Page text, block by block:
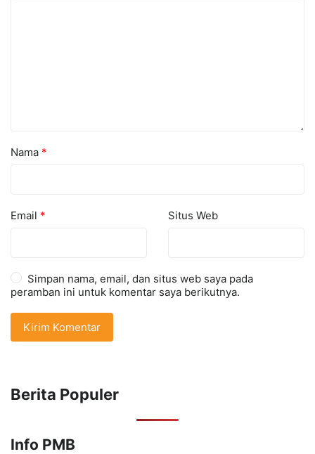
Nama *
Email * Situs Web
Simpan nama, email, dan situs web saya pada
peramban ini untuk komentar saya berikutnya.
Berita Populer
Info PMB